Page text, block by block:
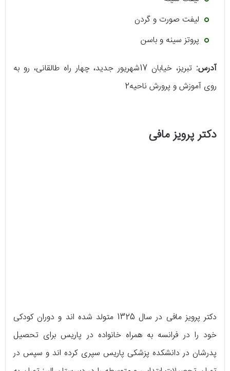
لیفت صورت و گردن
پروتز سینه و باسن
آدرس:
تبریز، خیابان 17شهریور جدید، چهار راه طالقانی، رو به
روی آموزش و پرورش ناحیه2
دکتر پرویز مافی
دکتر پرویز مافی در سال 1325 متولد شده اند و دوران کودکی
خود را در فرانسه به همراه خانواده در پاریس برای تحصیل
پدرشان در دانشکده پزشکی پاریس سپری کرده اند و سپس در